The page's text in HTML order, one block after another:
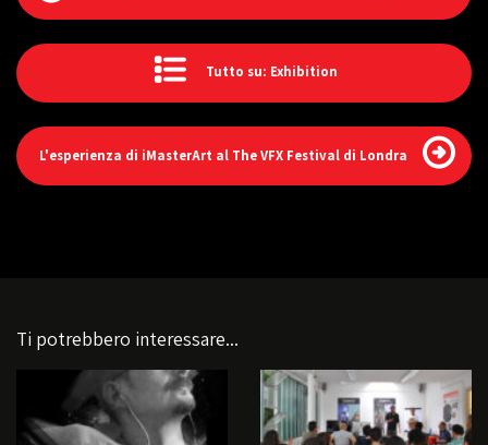
Tutto su: Exhibition
L'esperienza di iMasterArt al The VFX Festival di Londra
Ti potrebbero interessare...